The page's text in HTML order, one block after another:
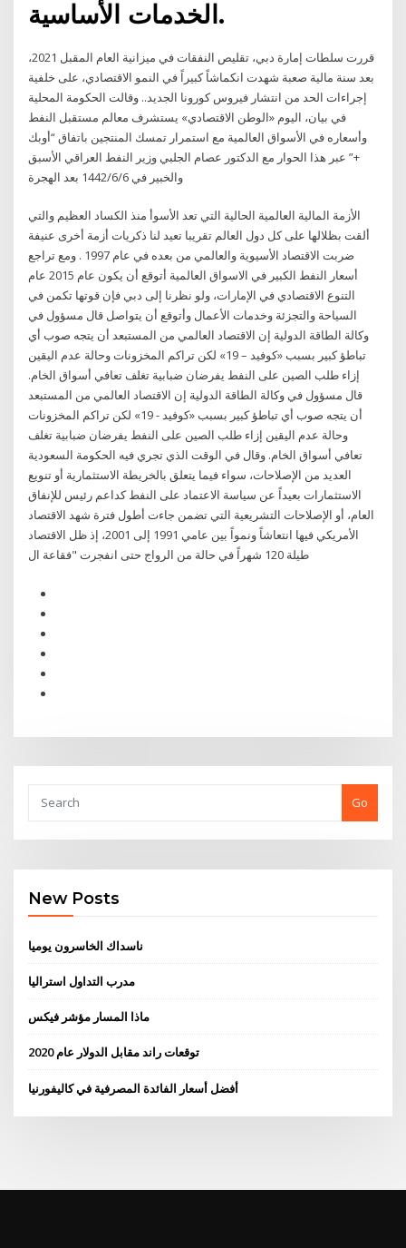
الخدمات الأساسية.
قررت سلطات إمارة دبي، تقليص النفقات في ميزانية العام المقبل 2021،
بعد سنة مالية صعبة شهدت انكماشاً كبيراً في النمو الاقتصادي، على خلفية
إجراءات الحد من انتشار فيروس كورونا الجديد.. وقالت الحكومة المحلية
في بيان، اليوم «الوطن الاقتصادي» يستشرف معالم مستقبل النفط
وأسعاره في الأسواق العالمية مع استمرار تمسك المنتجين باتفاق “أوبك
+” عبر هذا الحوار مع الدكتور عصام الجلبي وزير النفط العراقي الأسبق
والخبير في 6‏‏/6‏‏/1442 بعد الهجرة
الأزمة المالية العالمية الحالية التي تعد الأسوأ منذ الكساد العظيم والتي
ألقت بظلالها على كل دول العالم تقريبا تعيد لنا ذكريات أزمة أخرى عنيفة
ضربت الاقتصاد الأسيوية والعالمي من بعده في عام 1997 . ومع تراجع
أسعار النفط الكبير في الاسواق العالمية أتوقع أن يكون عام 2015 عام
التنوع الاقتصادي في الإمارات، ولو نظرنا إلى دبي فإن قوتها تكمن في
السياحة والتجزئة وخدمات الأعمال وأتوقع أن يتواصل قال مسؤول في
وكالة الطاقة الدولية إن الاقتصاد العالمي من المستبعد أن يتجه صوب أي
تباطؤ كبير بسبب «كوفيد – 19» لكن تراكم المخزونات وحالة عدم اليقين
إزاء طلب الصين على النفط يفرضان ضبابية تغلف تعافي أسواق الخام.
قال مسؤول في وكالة الطاقة الدولية إن الاقتصاد العالمي من المستبعد
أن يتجه صوب أي تباطؤ كبير بسبب «كوفيد - 19» لكن تراكم المخزونات
وحالة عدم اليقين إزاء طلب الصين على النفط يفرضان ضبابية تغلف
تعافي أسواق الخام. وقال في الوقت الذي تجري فيه الحكومة السعودية
العديد من الإصلاحات، سواء فيما يتعلق بالخريطة الاستثمارية أو تنويع
الاستثمارات بعيداً عن سياسة الاعتماد على النفط كداعم رئيس للإنفاق
العام، أو الإصلاحات التشريعية التي تضمن جاءت أطول فترة شهد الاقتصاد
الأمريكي فيها انتعاشاً ونمواً بين عامي 1991 إلى 2001، إذ ظل الاقتصاد
طيلة 120 شهراً في حالة من الرواج حتى انفجرت "فقاعة ال
Go
New Posts
ناسداك الخاسرون يوميا
مدرب التداول استراليا
ماذا المسار مؤشر فيكس
توقعات راند مقابل الدولار عام 2020
أفضل أسعار الفائدة المصرفية في كاليفورنيا